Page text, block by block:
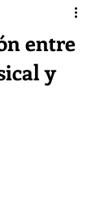
entre
y